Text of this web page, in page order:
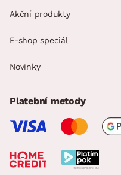
Akční produkty
E-shop speciál
Novinky
Platební metody